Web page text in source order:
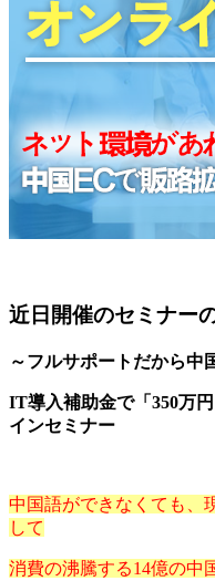
近日開催のセミナー
～フルサポートだから中
IT導入補助金で「350万
インセミナー
中国語ができなくても、
して
消費の沸騰する14億の中